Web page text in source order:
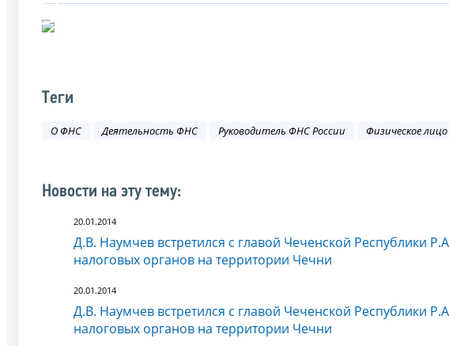
Теги
О ФНС Деятельность ФНС Руководитель ФНС России Физическое лицо
Новости на эту тему:
20.01.2014
Д.В. Наумчев встретился с главой Чеченской Республики
налоговых органов на территории Чечни
20.01.2014
Д.В. Наумчев встретился с главой Чеченской Республики
налоговых органов на территории Чечни